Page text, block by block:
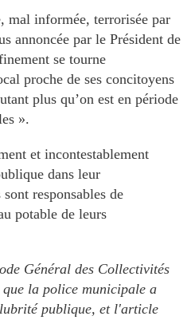
mal informée, terrorisée par
annoncée par le Président de
se tourne
proche de ses concitoyens
plus qu’on est en période
».
et incontestablement
dans leur
responsables de
potable de leurs
Général des Collectivités
la police municipale a
publique, et l'article